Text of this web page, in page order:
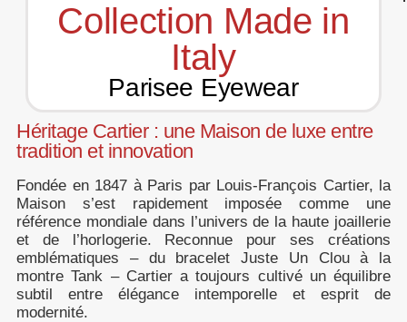
Collection Made in
Italy
Parisee Eyewear
Héritage Cartier : une Maison de luxe entre
tradition et innovation
Fondée en 1847 à Paris par Louis-François Cartier, la
Maison s’est rapidement imposée comme une
référence mondiale dans l’univers de la haute joaillerie
et de l’horlogerie. Reconnue pour ses créations
emblématiques – du bracelet Juste Un Clou à la
montre Tank – Cartier a toujours cultivé un équilibre
subtil entre élégance intemporelle et esprit de
modernité.